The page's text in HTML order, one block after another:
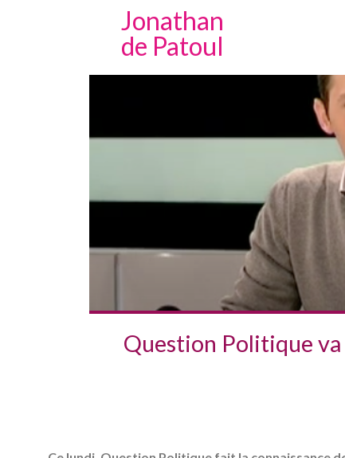
Jonathan
de Patoul
Question Politique